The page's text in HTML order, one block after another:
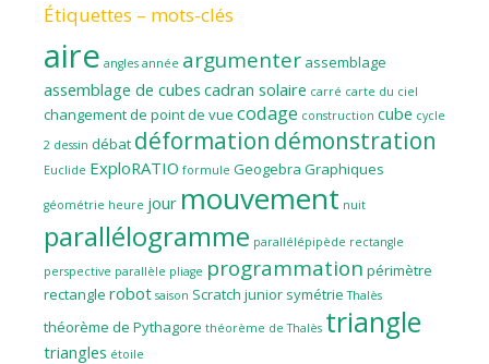
Étiquettes – mots-clés
aire angles année argumenter assemblage
assemblage de cubes cadran solaire carré carte du ciel
changement de point de vue codage construction cube cycle
2 dessin débat déformation démonstration
Euclide ExploRATIO formule Geogebra Graphiques
géométrie heure jour mouvement nuit
parallélogramme parallélépipède rectangle
perspective parallèle pliage programmation périmètre
rectangle robot saison Scratch junior symétrie Thalès
théorème de Pythagore théorème de Thalès triangle
triangles étoile